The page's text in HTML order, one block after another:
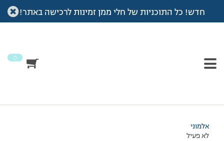
חדש! כל התוכניות של חלי ממן זמינות לרכישה באתר!
0
עמוד הבית >דיונים>פורום >כמה שאלות
מוצגות 2 תגובות – 1 עד 2 (מתוך 2 סה״כ)
אלמוני
לא פעיל